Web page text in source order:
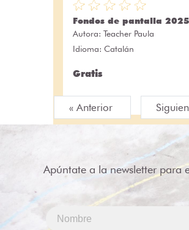
Fondos de pantalla 2025
Autora: Teacher Paula
Idioma: Catalán
Gratis
« Anterior
Apúntate a la newsletter para